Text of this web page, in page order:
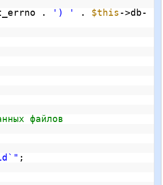
. ') ' . $this ->db-
файлов
;